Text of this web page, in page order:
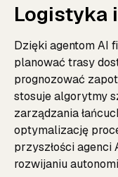
Logistyka
Dzięki agentom AI
planować trasy
prognozować
stosuje algorytmy
zarządzania
optymalizację
przyszłości agenci
rozwijaniu